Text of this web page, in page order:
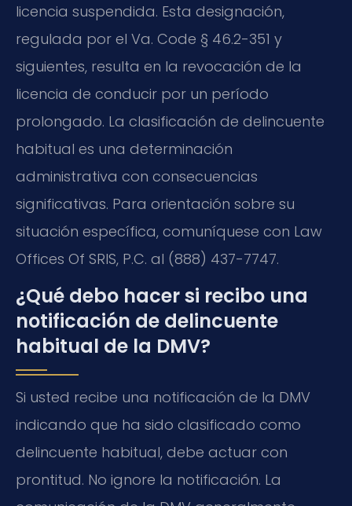
licencia suspendida. Esta designación,
regulada por el Va. Code § 46.2-351 y
siguientes, resulta en la revocación de la
licencia de conducir por un período
prolongado. La clasificación de delincuente
habitual es una determinación
administrativa con consecuencias
significativas. Para orientación sobre su
situación específica, comuníquese con Law
Offices Of SRIS, P.C. al (888) 437-7747.
¿Qué debo hacer si recibo una
notificación de delincuente
habitual de la DMV?
Si usted recibe una notificación de la DMV
indicando que ha sido clasificado como
delincuente habitual, debe actuar con
prontitud. No ignore la notificación. La